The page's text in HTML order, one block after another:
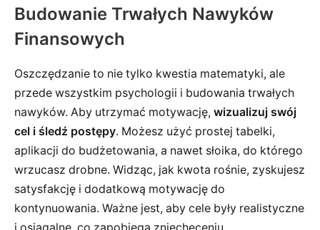
Budowanie Trwałych Nawyków
Finansowych
Oszczędzanie to nie tylko kwestia matematyki, ale
przede wszystkim psychologii i budowania trwałych
nawyków. Aby utrzymać motywację, wizualizuj swój
cel i śledź postępy. Możesz użyć prostej tabelki,
aplikacji do budżetowania, a nawet słoika, do którego
wrzucasz drobne. Widząc, jak kwota rośnie, zyskujesz
satysfakcję i dodatkową motywację do
kontynuowania. Ważne jest, aby cele były realistyczne